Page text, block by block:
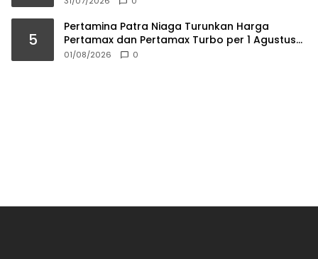
5
Pertamina Patra Niaga Turunkan Harga
Pertamax dan Pertamax Turbo per 1 Agustus
2026
01/08/2026 0